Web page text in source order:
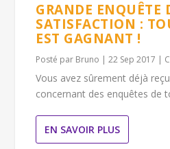
GRANDE ENQUÊTE
SATISFACTION :
EST GAGNANT !
Posté par Bruno |22 Sep 2017 |
Vous avez sûrement déjà
concernant des enquêtes de
EN SAVOIR PLUS